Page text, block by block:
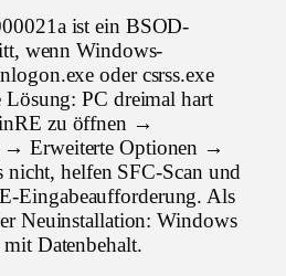
ist ein BSOD-
wenn Windows-
oder csrss.exe
Lösung: PC dreimal hart
zu öffnen →
→ Erweiterte Optionen →
nicht, helfen SFC-Scan und
Eingabeaufforderung. Als
Neuinstallation: Windows
Datenbehalt.